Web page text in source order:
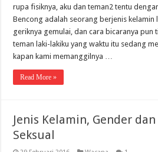
rupa fisiknya, aku dan teman2 tentu
Bencong adalah seorang berjenis kelamin
geriknya gemulai, dan cara bicaranya pun
teman laki-lakiku yang waktu itu sedang
kapan kami memanggilnya …
Read More »
Jenis Kelamin, Gender
Seksual